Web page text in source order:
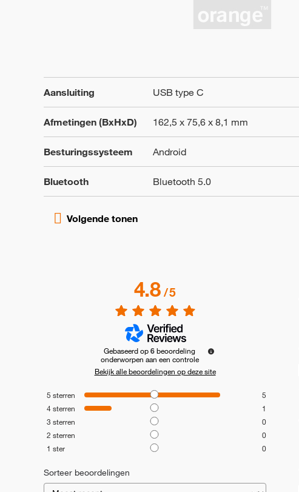
Aansluiting USB type C
Afmetingen (BxHxD) 162,5 x 75,6 x 8,1 mm
Besturingssysteem Android
Bluetooth Bluetooth 5.0
4.8/5
Gebaseerd op6beoordeling
onderworpen aan een controle
Bekijk alle beoordelingen op deze site
5 sterren
5
4sterren
1
3 sterren
0
2 sterren
0
1 ster 0
Sorteer beoordelingen